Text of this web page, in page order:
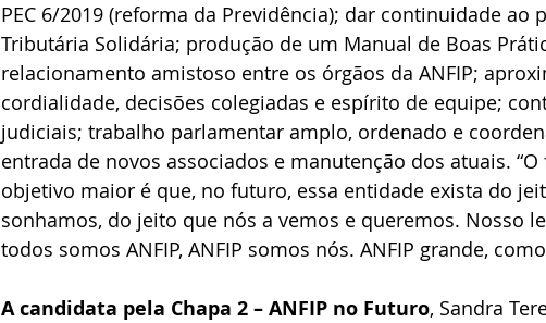
PEC 6/2019 (reforma da Previdência); dar continuidade ao
Tributária Solidária; produção de um Manual de Boas
relacionamento amistoso entre os órgãos da ANFIP;
cordialidade, decisões colegiadas e espírito de equipe;
judiciais; trabalho parlamentar amplo, ordenado e
entrada de novos associados e manutenção dos atuais.
objetivo maior é que, no futuro, essa entidade exista do
sonhamos, do jeito que nós a vemos e queremos. Nosso
todos somos ANFIP, ANFIP somos nós. ANFIP grande,
A candidata pela Chapa 2 – ANFIP no Futuro, Sandra